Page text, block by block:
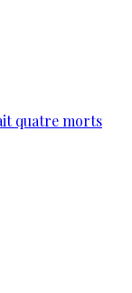
quatre morts